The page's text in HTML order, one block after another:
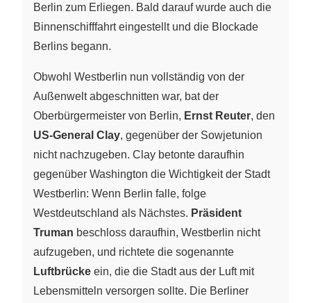
Berlin zum Erliegen. Bald darauf wurde auch die
Binnenschifffahrt eingestellt und die Blockade
Berlins begann.
Obwohl Westberlin nun vollständig von der
Außenwelt abgeschnitten war, bat der
Oberbürgermeister von Berlin, Ernst Reuter, den
US-General Clay, gegenüber der Sowjetunion
nicht nachzugeben. Clay betonte daraufhin
gegenüber Washington die Wichtigkeit der Stadt
Westberlin: Wenn Berlin falle, folge
Westdeutschland als Nächstes. Präsident
Truman beschloss daraufhin, Westberlin nicht
aufzugeben, und richtete die sogenannte
Luftbrücke ein, die die Stadt aus der Luft mit
Lebensmitteln versorgen sollte. Die Berliner